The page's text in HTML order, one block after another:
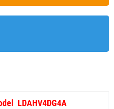
LDAHV4DG4A